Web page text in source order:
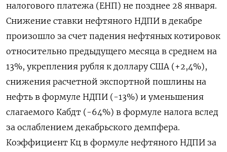
налогового платежа (ЕНП) не позднее 28 января.
Снижение ставки нефтяного НДПИ в декабре
произошло за счет падения нефтяных котировок
относительно предыдущего месяца в среднем на
⁠13%, укрепления рубля к доллару США (+2,4%),
снижения расчетной экспортной пошлины на
нефть в формуле НДПИ (-13%) и уменьшения
слагаемого Кабдт (-64%) в формуле налога ‌вслед
за ослаблением декабрьского демпфера.
Коэффициент Кц в формуле нефтяного НДПИ за